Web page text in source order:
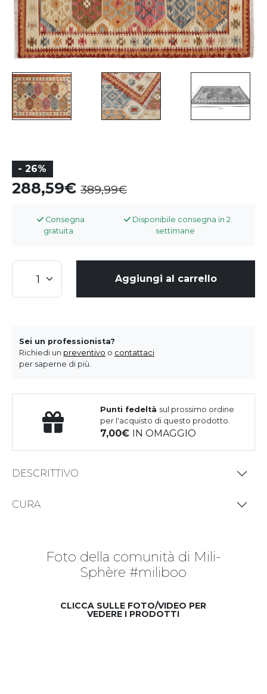
- 26%
288,59 389,99
Consegna
gratuita
Disponibile consegna in 2
settimane
Aggiungi al carrello
Sei un professionista?
Richiedi un preventivo o contattaci
per saperne di più.
Punti fedeltà sul prossimo ordine
per l'acquisto di questo prodotto.
7,00 IN OMAGGIO
DESCRITTIVO
CURA
Foto della comunità di Mili-
Sphère #miliboo
CLICCA SULLE FOTO/VIDEO PER
VEDERE I PRODOTTI